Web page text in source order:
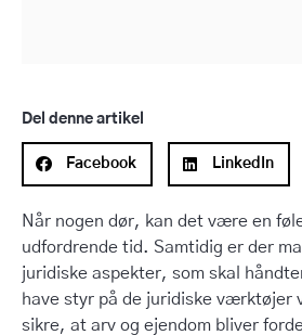
Del denne artikel
Facebook LinkedIn
Når nogen dør, kan det være en
udfordrende tid. Samtidig er der
juridiske aspekter, som skal
have styr på de juridiske værktøjer
sikre, at arv og ejendom bliver